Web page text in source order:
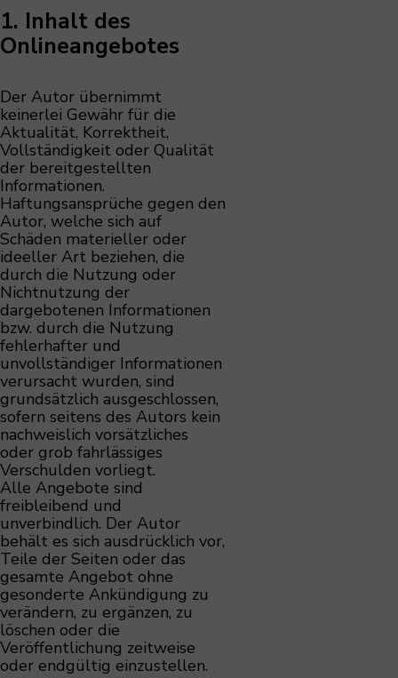
1. Inhalt des
Onlineangebotes
Der Autor übernimmt
keinerlei Gewähr für die
Aktualität, Korrektheit,
Vollständigkeit oder Qualität
der bereitgestellten
Informationen.
Haftungsansprüche gegen den
Autor, welche sich auf
Schäden materieller oder
ideeller Art beziehen, die
durch die Nutzung oder
Nichtnutzung der
dargebotenen Informationen
bzw. durch die Nutzung
fehlerhafter und
unvollständiger Informationen
verursacht wurden, sind
grundsätzlich ausgeschlossen,
sofern seitens des Autors kein
nachweislich vorsätzliches
oder grob fahrlässiges
Verschulden vorliegt.
Alle Angebote sind
freibleibend und
unverbindlich. Der Autor
behält es sich ausdrücklich vor,
Teile der Seiten oder das
gesamte Angebot ohne
gesonderte Ankündigung zu
verändern, zu ergänzen, zu
löschen oder die
Veröffentlichung zeitweise
oder endgültig einzustellen.